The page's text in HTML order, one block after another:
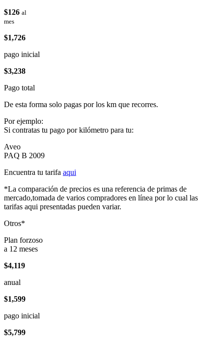
$126 al
mes
$1,726
pago inicial
$3,238
Pago total
De esta forma solo pagas por los km que recorres.
Por ejemplo:
Si contratas tu pago por kilómetro para tu:
Aveo
PAQ B 2009
Encuentra tu tarifa aqui
*La comparación de precios es una referencia de primas de
mercado,tomada de varios compradores en línea por lo cual las
tarifas aqui presentadas pueden variar.
Otros*
Plan forzoso
a 12 meses
$4,119
anual
$1,599
pago inicial
$5,799